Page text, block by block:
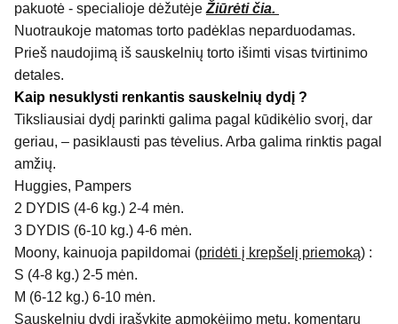
pakuotė - specialioje dėžutėje Žiūrėti čia.
Nuotraukoje matomas torto padėklas neparduodamas.
Prieš naudojimą iš sauskelnių torto išimti visas tvirtinimo
detales.
Kaip nesuklysti renkantis sauskelnių dydį ?
Tiksliausiai dydį parinkti galima pagal kūdikėlio svorį, dar
geriau, – pasiklausti pas tėvelius. Arba galima rinktis pagal
amžių.
Huggies, Pampers
2 DYDIS (4-6 kg.) 2-4 mėn.
3 DYDIS (6-10 kg.) 4-6 mėn.
Moony, kainuoja papildomai (pridėti į krepšelį priemoką) :
S (4-8 kg.) 2-5 mėn.
M (6-12 kg.) 6-10 mėn.
Sauskelnių dydį įrašykite apmokėjimo metu, komentarų